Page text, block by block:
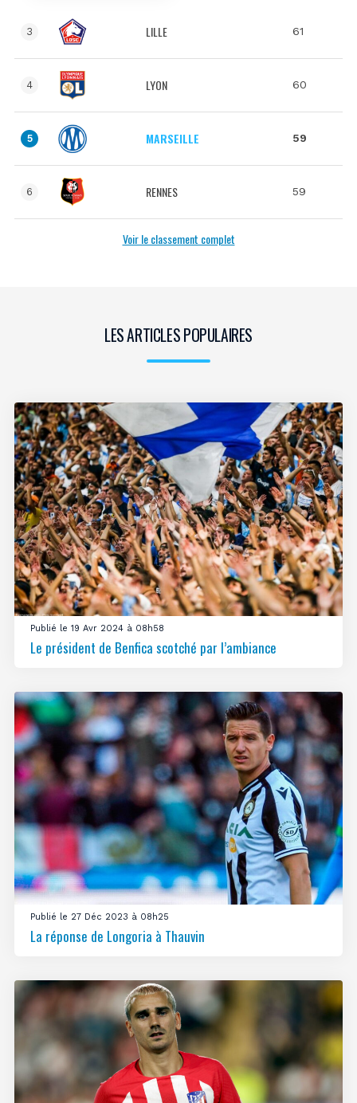
3 LILLE 61
4 LYON 60
5 MARSEILLE 59
6 RENNES 59
Voir le classement complet
LES ARTICLES POPULAIRES
Publié le 19 Avr 2024 à 08h58
Le président de Benfica scotché par l’ambiance
Publié le 27 Déc 2023 à 08h25
La réponse de Longoria à Thauvin